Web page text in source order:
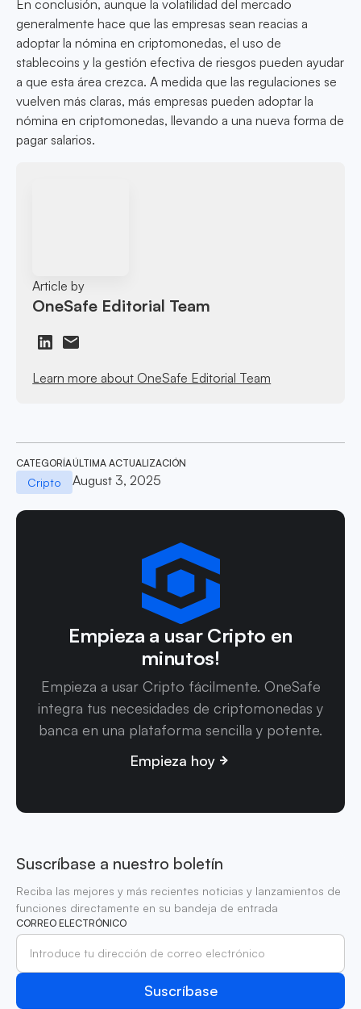
En conclusión, aunque la volatilidad del mercado
generalmente hace que las empresas sean reacias a
adoptar la nómina en criptomonedas, el uso de
stablecoins y la gestión efectiva de riesgos pueden ayudar
a que esta área crezca. A medida que las regulaciones se
vuelven más claras, más empresas pueden adoptar la
nómina en criptomonedas, llevando a una nueva forma de
pagar salarios.
Article by
OneSafe Editorial Team
Learn more about OneSafe Editorial Team
CATEGORÍA
Cripto
ÚLTIMA ACTUALIZACIÓN
August 3, 2025
Empieza a usar Cripto en
minutos!
Empieza a usar Cripto fácilmente. OneSafe
integra tus necesidades de criptomonedas y
banca en una plataforma sencilla y potente.
Empieza hoy
Suscríbase a nuestro boletín
Reciba las mejores y más recientes noticias y lanzamientos de
funciones directamente en su bandeja de entrada
CORREO ELECTRÓNICO